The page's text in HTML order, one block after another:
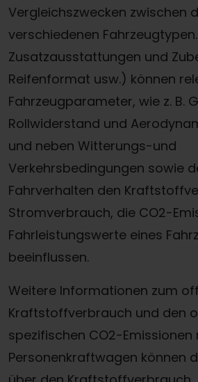
Vergleichszwecken zwischen
verschiedenen Fahrzeugtypen.
Zusatzausstattungen und
Reifenformat usw.) können
Fahrzeugparameter, wie z. B.
Rollwiderstand und
und neben Witterungs-und
Verkehrsbedingungen sowie
Fahrverhalten den
Stromverbrauch, die CO2-
Fahrleistungswerte eines
beeinflussen.
Weitere Informationen zum
Kraftstoffverbrauch und den
spezifischen CO2-Emissionen
Personenkraftwagen können